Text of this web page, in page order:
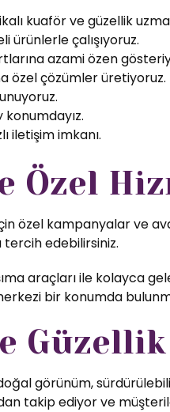
kuaför ve güzellik
ürünlerle çalışıyoruz.
azami özen
özel çözümler üretiyoruz.
konumdayız.
iletişim imkanı.
Özel
özel kampanyalar ve
tercih edebilirsiniz.
araçları ile kolayca
bir konumda
görünüm,
takip ediyor ve